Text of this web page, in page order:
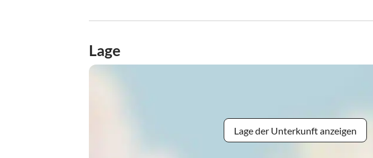
Lage
Lage der Unterkunft anzeigen